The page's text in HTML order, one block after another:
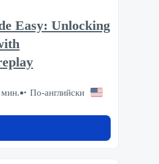
Easy: Unlocking
По-английски